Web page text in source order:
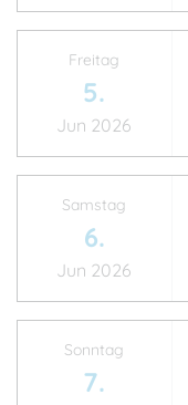
Freitag
5.
Jun 2026
Samstag
6.
Jun 2026
Sonntag
7.